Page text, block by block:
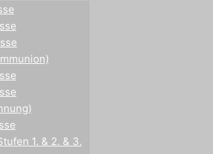
1. & 2. & 3.